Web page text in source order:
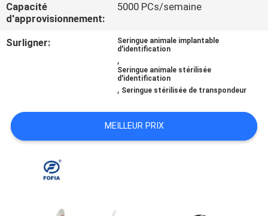
CONTACTEZ-
NOUS
DEMANDEZ
CITATION
Capacité
d'approvisionnement:
5000 PCs/semaine
Surligner:
Seringue animale implantable
d'identification
,
Seringue animale stérilisée
d'identification
, Seringue stérilisée de transpondeur
MEILLEUR PRIX